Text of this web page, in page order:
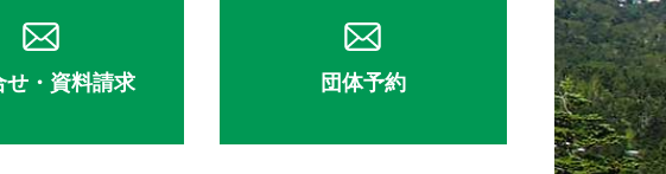
せ・資料請求 団体予約